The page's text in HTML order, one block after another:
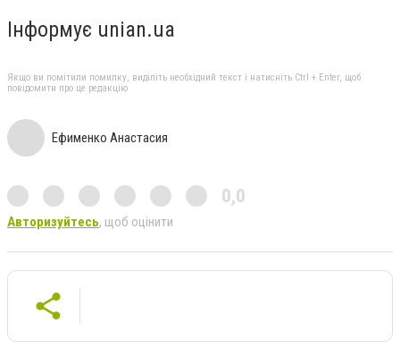
Інформує unian.ua
Якщо ви помітили помилку, виділіть необхідний текст і натисніть Ctrl + Enter, щоб
повідомити про це редакцію
Ефименко Анастасия
0,0
Авторизуйтесь, щоб оцінити